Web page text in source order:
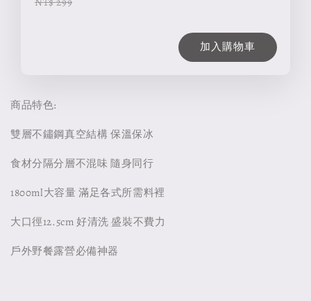
加入購物車
商品特色:
雙層不鏽鋼真空結構 保溫保冰
食材分隔分層不混味 隨身同行
1800ml大容量 滿足各式所需料裡
大口徑12.5cm 好清洗 盛裝不費力
戶外野餐露營必備神器